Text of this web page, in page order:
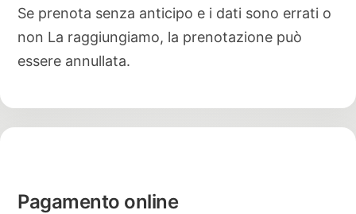
Se prenota senza anticipo e i dati sono errati o
non La raggiungiamo, la prenotazione può
essere annullata.
Pagamento online